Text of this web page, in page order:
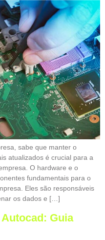
sabe que manter o
atualizados é crucial para a
O hardware e o
fundamentais para o
Eles são responsáveis
os dados e […]
Guia